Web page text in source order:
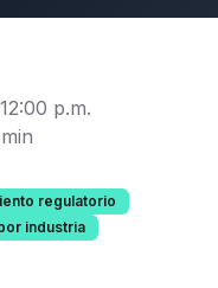
p.m.
regulatorio
industria